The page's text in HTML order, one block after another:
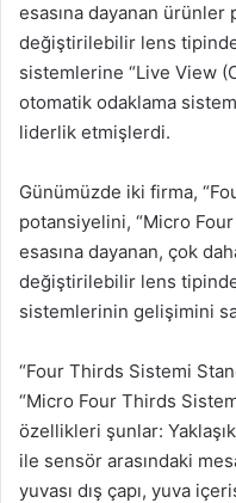
esasına dayanan
değiştirilebilir lens
sistemlerine “Live View
otomatik odaklama
liderlik etmişlerdi.
Günümüzde iki firma,
potansiyelini, “Micro
esasına dayanan, çok
değiştirilebilir lens
sistemlerinin gelişimini
“Four Thirds Sistemi
“Micro Four Thirds
özellikleri şunlar:
ile sensör arasındaki
yuvası dış çapı, yuva